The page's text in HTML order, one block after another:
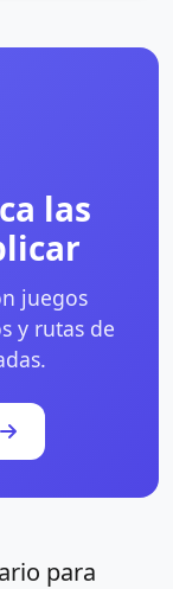
las
juegos
y rutas de
para